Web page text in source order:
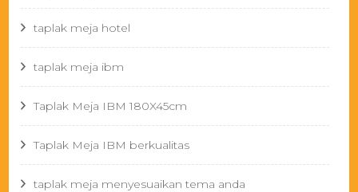
taplak meja hotel
taplak meja ibm
Taplak Meja IBM 180X45cm
Taplak Meja IBM berkualitas
taplak meja menyesuaikan tema anda